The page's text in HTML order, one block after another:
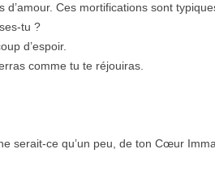
Ces mortifications sont
tu ?
d’espoir.
comme tu te réjouiras.
serait-ce qu’un peu, de ton Cœur